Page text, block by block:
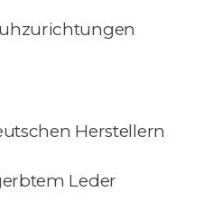
Herstellern
Leder